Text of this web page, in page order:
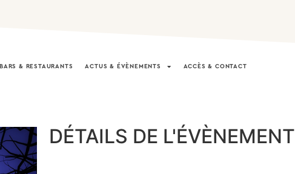
BARS & RESTAURANTS ACTUS & ÉVÈNEMENTS ACCÈS & CONTACT​
DÉTAILS DE L'ÉVÈNEMENT